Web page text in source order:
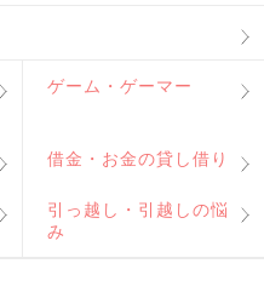
ゲーム・ゲーマー
借金・お金の貸し借り
引っ越し・引越しの悩
み